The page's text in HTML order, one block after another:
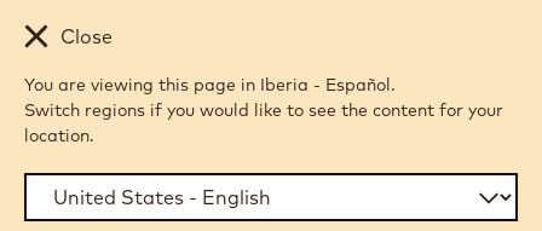
Skip to main content
Close
You are viewing this page in Iberia - Español.
Switch regions if you would like to see the content for your
location.